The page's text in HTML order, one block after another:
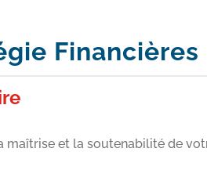
Financières
maîtrise et la soutenabilité de